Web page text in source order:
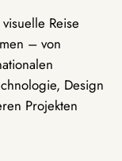
Reise
– von
Design
Projekten